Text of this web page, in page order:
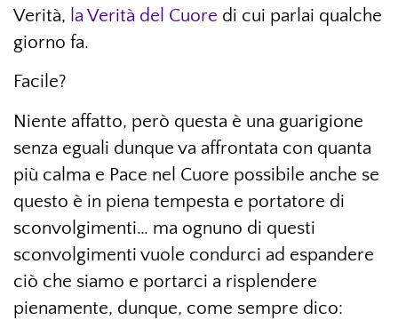
Verità, la Verità del Cuore di cui parlai qualche
giorno fa.
Facile?
Niente affatto, però questa è una guarigione
senza eguali dunque va affrontata con quanta
più calma e Pace nel Cuore possibile anche se
questo è in piena tempesta e portatore di
sconvolgimenti… ma ognuno di questi
sconvolgimenti vuole condurci ad espandere
ciò che siamo e portarci a risplendere
pienamente, dunque, come sempre dico: